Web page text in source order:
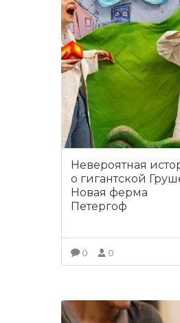
Невероятная
о гигантской
Новая ферма
Петергоф
0 0